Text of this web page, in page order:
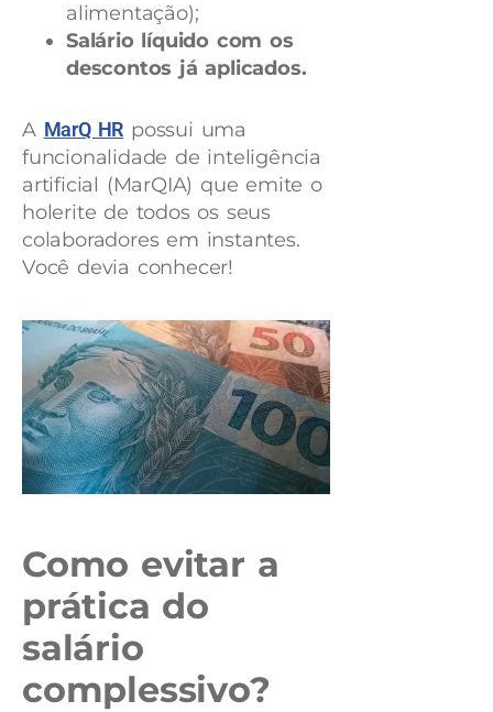
alimentação);
Salário líquido com os
descontos já aplicados.
A MarQ HR possui uma
funcionalidade de inteligência
artificial (MarQIA) que emite o
holerite de todos os seus
colaboradores em instantes.
Você devia conhecer!
Como evitar a
prática do
salário
complessivo?